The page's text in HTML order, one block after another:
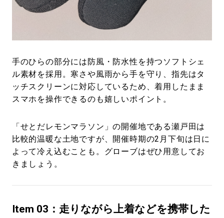
手のひらの部分には防風・防水性を持つソフトシェ
ル素材を採用。寒さや風雨から手を守り、指先はタ
ッチスクリーンに対応しているため、着用したまま
スマホを操作できるのも嬉しいポイント。
「せとだレモンマラソン」の開催地である瀬戸田は
比較的温暖な土地ですが、開催時期の2月下旬は日に
よって冷え込むことも。グローブはぜひ用意してお
きましょう。
Item 03：走りながら上着などを携帯した